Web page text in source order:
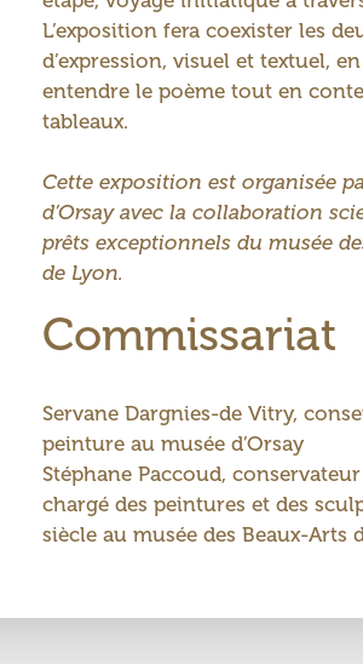
L’exposition fera coexister les
d’expression, visuel et textuel,
entendre le poème tout en
tableaux.
Cette exposition est organisée
d’Orsay avec la collaboration
prêts exceptionnels du musée
de Lyon.
Commissariat
Servane Dargnies-de Vitry,
peinture au musée d’Orsay
Stéphane Paccoud,
chargé des peintures et des
siècle au musée des Beaux-Arts